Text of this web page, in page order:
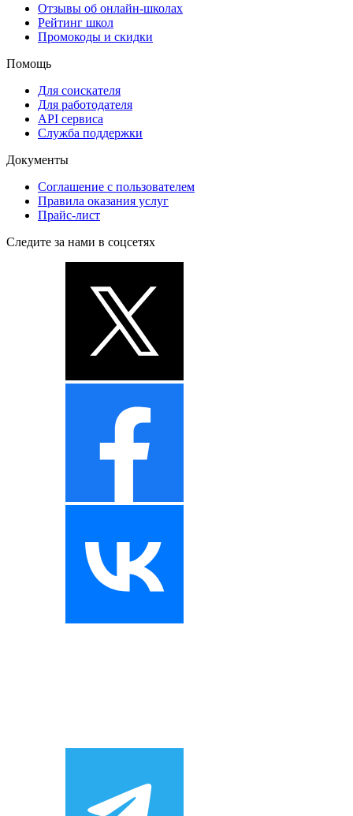
Отзывы об онлайн-школах
Рейтинг школ
Промокоды и скидки
Помощь
Для соискателя
Для работодателя
API сервиса
Служба поддержки
Документы
Соглашение с пользователем
Правила оказания услуг
Прайс-лист
Следите за нами в соцсетях